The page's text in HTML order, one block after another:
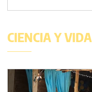
CIENCIA Y VIDA